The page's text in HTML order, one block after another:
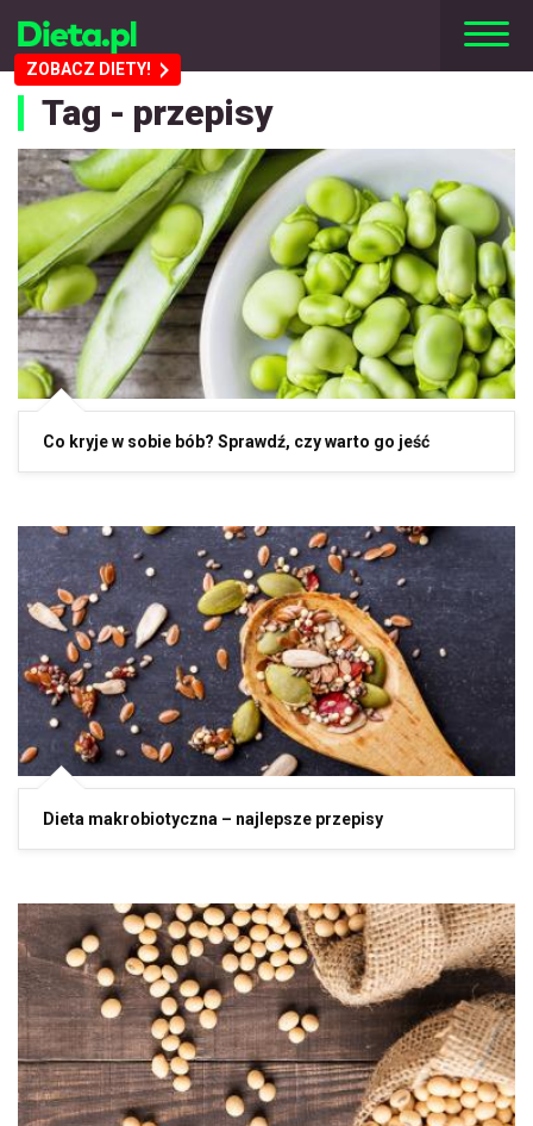
ZOBACZ DIETY!
Tag - przepisy
Co kryje w sobie bób? Sprawdź, czy warto go jeść
Dieta makrobiotyczna – najlepsze przepisy